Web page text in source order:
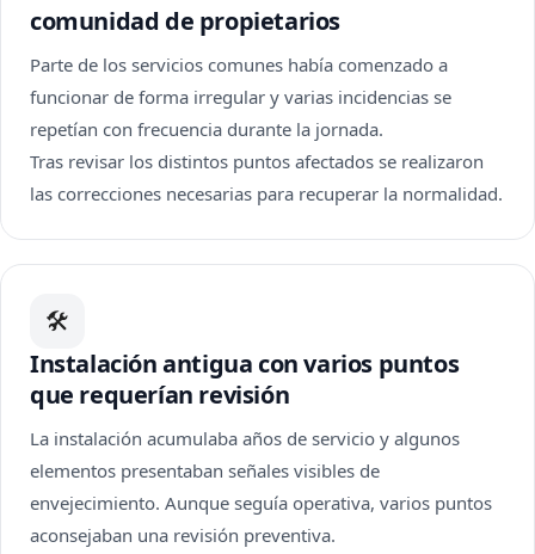
comunidad de propietarios
Parte de los servicios comunes había comenzado a
funcionar de forma irregular y varias incidencias se
repetían con frecuencia durante la jornada.
Tras revisar los distintos puntos afectados se realizaron
las correcciones necesarias para recuperar la normalidad.
🛠
Instalación antigua con varios puntos
que requerían revisión
La instalación acumulaba años de servicio y algunos
elementos presentaban señales visibles de
envejecimiento. Aunque seguía operativa, varios puntos
aconsejaban una revisión preventiva.